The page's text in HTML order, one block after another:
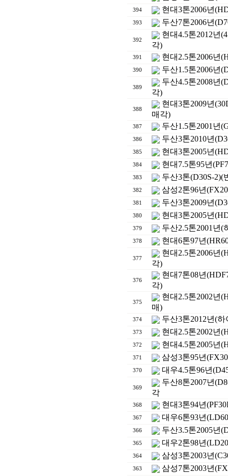
394 현대3톤2006년
393 두산7톤2006년
392
현대4.5톤2012년
각)
391 현대2.5톤2006년
390 두산1.5톤2006년
389
두산4.5톤2008년
각)
388
현대3톤2009년
매각)
387 두산1.5톤2001년
386 두산3톤2010년
385 현대3톤2005년
384 현대7.5톤95년
383 두산3톤(D30S-2)(
382 삼성2톤96년
381 두산3톤2009년
380 현대3톤2005년
379 두산2.5톤2001년(
378 현대6톤97년
377
현대2.5톤2006년
각)
376
현대7톤08년
각)
375
현대2.5톤2002년
매)
374 두산3톤2012년(
373 현대2.5톤2002년
372 현대4.5톤2005년
371 삼성3톤95년
370 대우4.5톤96년
369
두산8톤2007년
각
368 현대3톤94년
367 대우6톤93년
366 두산3.5톤2005년
365 대우2톤98년
364 삼성3톤2003년
363 삼성7톤2003년